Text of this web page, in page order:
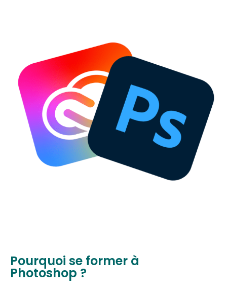
Pourquoi se former à
Photoshop ?